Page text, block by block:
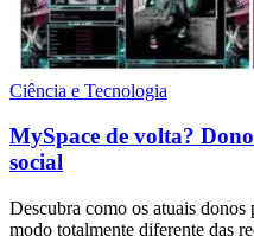
Ciência e Tecnologia
MySpace de volta?
social
Descubra como os atuais
modo totalmente diferente das